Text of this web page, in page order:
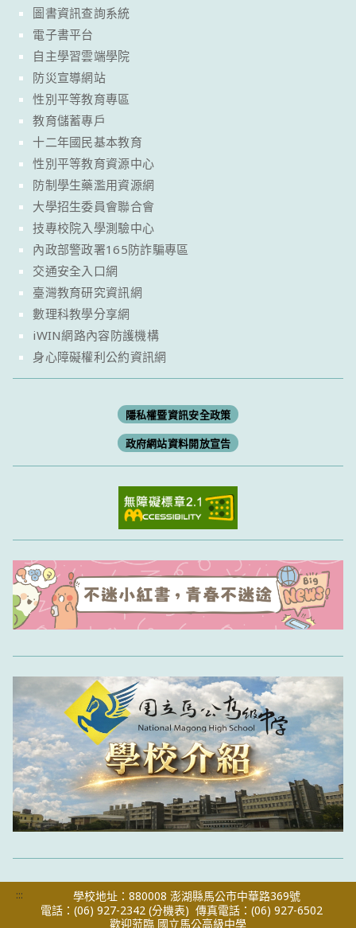
圖書資訊查詢系統
電子書平台
自主學習雲端學院
防災宣導網站
性別平等教育專區
教育儲蓄專戶
十二年國民基本教育
性別平等教育資源中心
防制學生藥濫用資源網
大學招生委員會聯合會
技專校院入學測驗中心
內政部警政署165防詐騙專區
交通安全入口網
臺灣教育研究資訊網
數理科教學分享網
iWIN網路內容防護機構
身心障礙權利公約資訊網
隱私權暨資訊安全政策
政府網站資料開放宣告
:::
學校地址：880008 澎湖縣馬公市中華路369號
電話：(06) 927-2342 (分機表) 傳真電話：(06) 927-6502
歡迎蒞臨 國立馬公高級中學